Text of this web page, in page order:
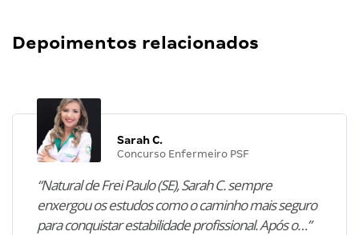
Depoimentos relacionados
Sarah C.
Concurso Enfermeiro PSF
“Natural de Frei Paulo (SE), Sarah C. sempre
enxergou os estudos como o caminho mais seguro
para conquistar estabilidade profissional. Após o…”